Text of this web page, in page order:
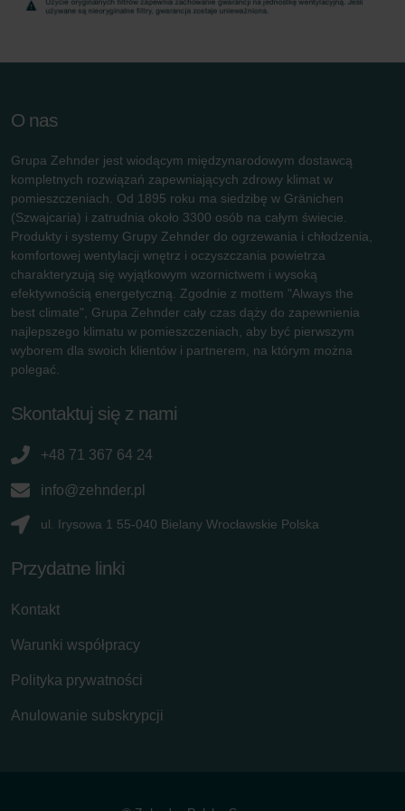
Zehnder Group Schweiz AG: Datenschutz
O nas
Grupa Zehnder jest wiodącym międzynarodowym dostawcą
kompletnych rozwiązań zapewniających zdrowy klimat w
pomieszczeniach. Od 1895 roku ma siedzibę w Gränichen
(Szwajcaria) i zatrudnia około 3300 osób na całym świecie.
Produkty i systemy Grupy Zehnder do ogrzewania i chłodzenia,
komfortowej wentylacji wnętrz i oczyszczania powietrza
charakteryzują się wyjątkowym wzornictwem i wysoką
efektywnością energetyczną. Zgodnie z mottem "Always the
best climate", Grupa Zehnder cały czas dąży do zapewnienia
najlepszego klimatu w pomieszczeniach, aby być pierwszym
wyborem dla swoich klientów i partnerem, na którym można
polegać.
Skontaktuj się z nami
+48 71 367 64 24
info@zehnder.pl
ul. Irysowa 1 55-040 Bielany Wrocławskie Polska
Przydatne linki
Kontakt
Warunki współpracy
Polityka prywatności
Anulowanie subskrypcji